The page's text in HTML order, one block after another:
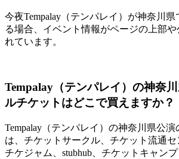
今夜Tempalay（テンパレイ）が神奈川
る場合、イベント情報がページの上部
れています。
Tempalay（テンパレイ）の神奈
ルチケットはどこで買えますか？
Tempalay（テンパレイ）の神奈川県公演
は、チケットサークル、チケット流通セ
チケジャム、stubhub、チケットキャン